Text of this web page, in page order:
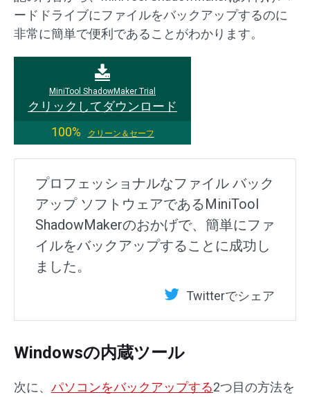
ードドライブにファイルをバックアップするのに
非常に簡単で便利であることがわかります。
MiniTool ShadowMaker Trial
クリックしてダウンロード
100%
クリーン＆セーフ
プロフェッショナルなファイル バック
アップ ソフトウェアであるMiniTool
ShadowMakerのおかげで、簡単にファ
イルをバックアップすることに成功し
ました。
Twitterでシェア
Windowsの内蔵ツール
次に、 パソコンをバックアップする2つ目の方法を